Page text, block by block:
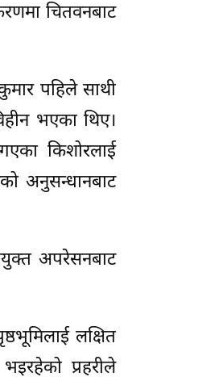
चितवनबाट
पहिले साथी
भएका थिए।
किशोरलाई
अनुसन्धानबाट
अपरेसनबाट
लक्षित
प्रहरीले